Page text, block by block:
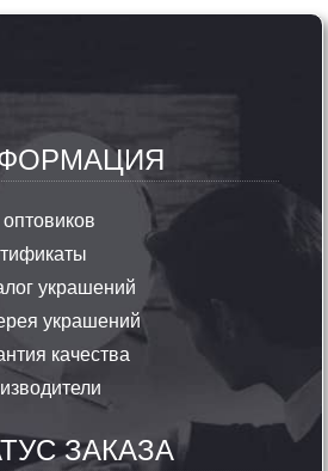
украшений
украшений
качества
ЗАКАЗА